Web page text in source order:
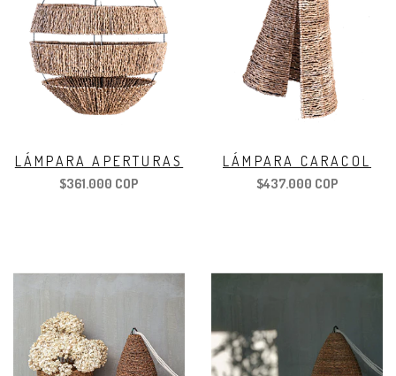
LÁMPARA APERTURAS
$361.000 COP
LÁMPARA CARACOL
$437.000 COP